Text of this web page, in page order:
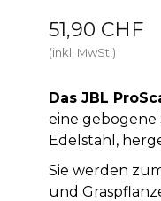
51,90 CHF
(inkl. MwSt.)
Das JBL
eine gebogene
Edelstahl,
Sie werden
und